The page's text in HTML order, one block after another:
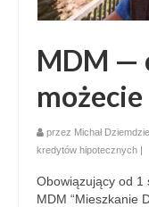
MDM —
przez Michał
kredytów hipotecznych |
Obowiązujący od 1
MDM “Mieszkanie